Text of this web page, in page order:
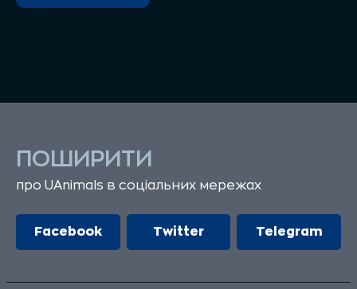
ПОШИРИТИ
про UAnimals в соціальних мережах
Facebook Twitter Telegram